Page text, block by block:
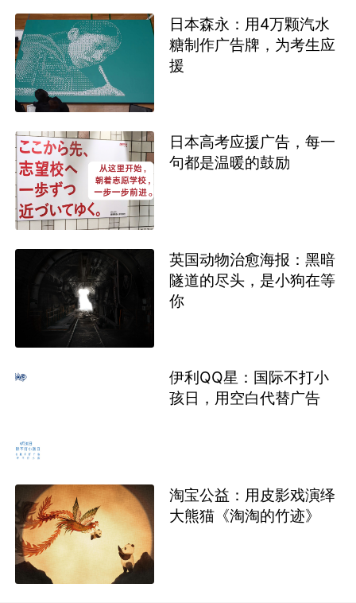
日本森永：用4万颗汽水
糖制作广告牌，为考生应
援
日本高考应援广告，每一
句都是温暖的鼓励
英国动物治愈海报：黑暗
隧道的尽头，是小狗在等
你
伊利QQ星：国际不打小
孩日，用空白代替广告
淘宝公益：用皮影戏演绎
大熊猫《淘淘的竹迹》